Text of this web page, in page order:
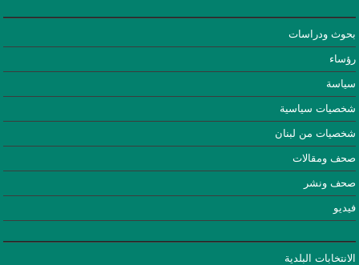
بحوث ودراسات
رؤساء
سياسة
شخصيات سياسية
شخصيات من لبنان
صحف ومقالات
صحف ونشر
فيديو
الانتخابات البلدية